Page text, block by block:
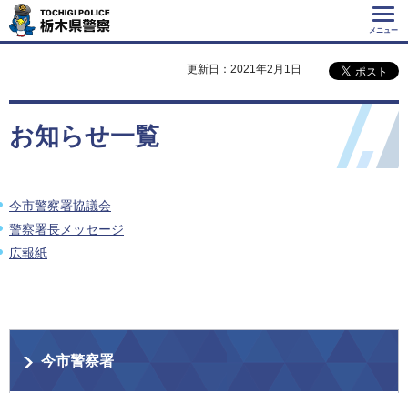
Tochigi Police 栃
木県警察
メニュー
更新日：2021年2月1日
お知らせ一覧
今市警察署協議会
警察署長メッセージ
広報紙
今市警察署